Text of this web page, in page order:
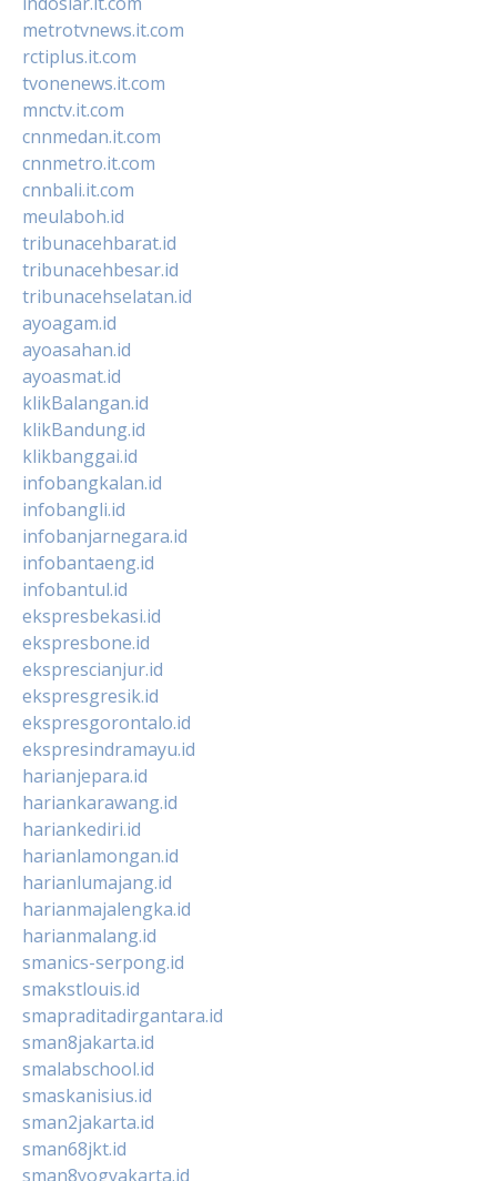
metrotvnews.it.com
rctiplus.it.com
tvonenews.it.com
mnctv.it.com
cnnmedan.it.com
cnnmetro.it.com
cnnbali.it.com
meulaboh.id
tribunacehbarat.id
tribunacehbesar.id
tribunacehselatan.id
ayoagam.id
ayoasahan.id
ayoasmat.id
klikBalangan.id
klikBandung.id
klikbanggai.id
infobangkalan.id
infobangli.id
infobanjarnegara.id
infobantaeng.id
infobantul.id
ekspresbekasi.id
ekspresbone.id
eksprescianjur.id
ekspresgresik.id
ekspresgorontalo.id
ekspresindramayu.id
harianjepara.id
hariankarawang.id
hariankediri.id
harianlamongan.id
harianlumajang.id
harianmajalengka.id
harianmalang.id
smanics-serpong.id
smakstlouis.id
smapraditadirgantara.id
sman8jakarta.id
smalabschool.id
smaskanisius.id
sman2jakarta.id
sman68jkt.id
sman8yogyakarta.id